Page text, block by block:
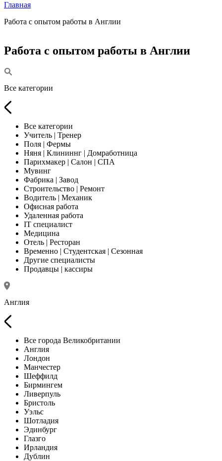
Главная
Работа с опытом работы в Англии
Работа с опытом работы в Англии
Все категории
Все категории
Учитель | Тренер
Поля | Фермы
Няня | Клининнг | Домработница
Парихмакер | Салон | СПА
Мувинг
Фабрика | Завод
Строительство | Ремонт
Водитель | Механик
Офисная работа
Удаленная работа
IT специалист
Медицина
Отель | Ресторан
Временно | Студентская | Сезонная
Другие специалисты
Продавцы | кассиры
Англия
Все города Великобритании
Англия
Лондон
Манчестер
Шеффилд
Бирмингем
Ливерпуль
Бристоль
Уэльс
Шотладия
Эдинбург
Глазго
Ирландия
Дублин